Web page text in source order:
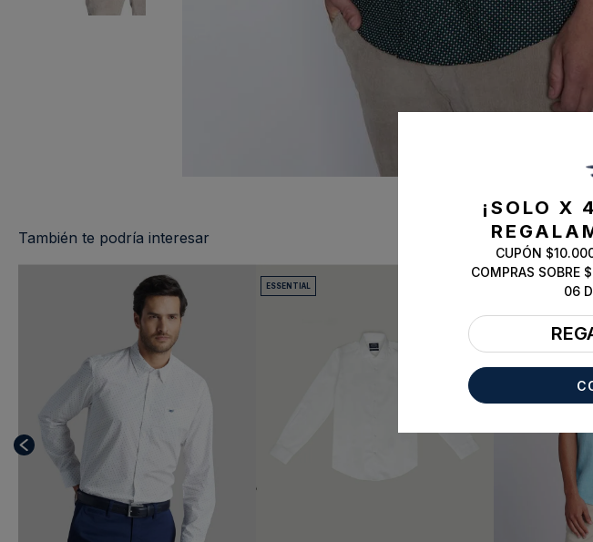
También te podría interesar
ESSENTIAL
¡SOLO X
CUPÓN
COMPRAS SOBRE
06